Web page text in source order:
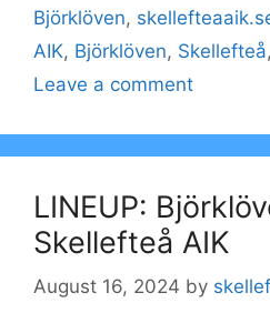
Categories
Björklöven,
Tags
AIK, Björklöven, Skellefteå,
Leave a comment
LINEUP:
Skellefteå AIK
August 16, 2024 by